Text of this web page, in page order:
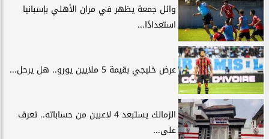
وائل جمعة يظهر في مران الأهلي بإسبانيا
استعدادًا...
عرض خليجي بقيمة 5 ملايين يورو.. هل يرحل...
الزمالك يستبعد 4 لاعبين من حساباته.. تعرف
على...